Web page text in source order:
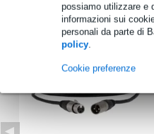
possiamo utilizzare e
informazioni sui
personali da parte di
policy.
Cookie preferenze